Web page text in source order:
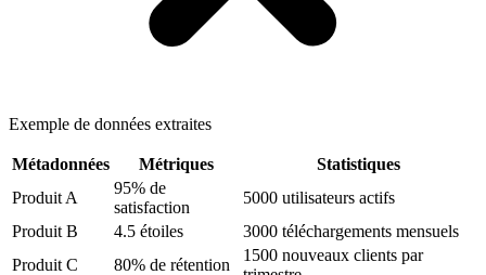
Exemple de données extraites
Métadonnées Métriques
Statistiques
Produit A
95% de
satisfaction
5000 utilisateurs actifs
Produit B
4.5 étoiles
3000 téléchargements mensuels
Produit C
80% de rétention
1500 nouveaux clients par